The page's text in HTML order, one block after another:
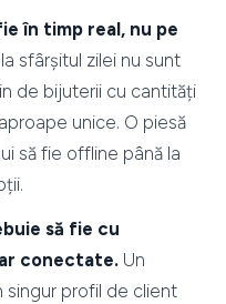
în timp real, nu pe
sfârșitul zilei nu sunt
de bijuterii cu cantități
unice. O piesă
să fie offline până la
să fie cu
conectate. Un
singur profil de client